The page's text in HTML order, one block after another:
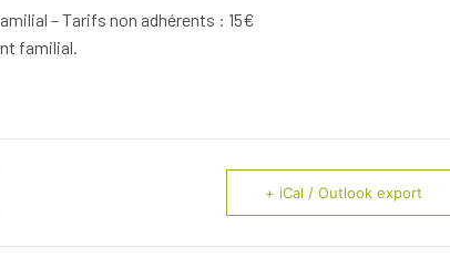
– Tarifs non adhérents : 15€
familial.
+ iCal / Outlook export